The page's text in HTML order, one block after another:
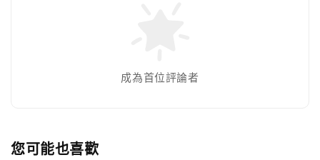
成為首位評論者
您可能也喜歡